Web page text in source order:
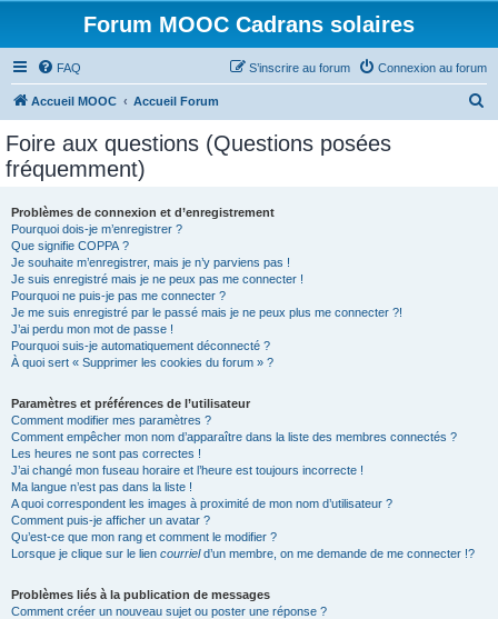
Forum MOOC Cadrans solaires
FAQ Connexion au forum
S’inscrire au forum
Accueil MOOC Accueil Forum
Foire aux questions (Questions posées
fréquemment)
Problèmes de connexion et d’enregistrement
Pourquoi dois-je m’enregistrer ?
Que signifie COPPA ?
Je souhaite m’enregistrer, mais je n’y parviens pas !
Je suis enregistré mais je ne peux pas me connecter !
Pourquoi ne puis-je pas me connecter ?
Je me suis enregistré par le passé mais je ne peux plus me connecter ?!
J’ai perdu mon mot de passe !
Pourquoi suis-je automatiquement déconnecté ?
À quoi sert « Supprimer les cookies du forum » ?
Paramètres et préférences de l’utilisateur
Comment modifier mes paramètres ?
Comment empêcher mon nom d’apparaître dans la liste des membres connectés ?
Les heures ne sont pas correctes !
J’ai changé mon fuseau horaire et l’heure est toujours incorrecte !
Ma langue n’est pas dans la liste !
A quoi correspondent les images à proximité de mon nom d’utilisateur ?
Comment puis-je afficher un avatar ?
Qu’est-ce que mon rang et comment le modifier ?
Lorsque je clique sur le lien courrield’un membre, on me demande de me connecter !?
Problèmes liés à la publication de messages
Comment créer un nouveau sujet ou poster une réponse ?